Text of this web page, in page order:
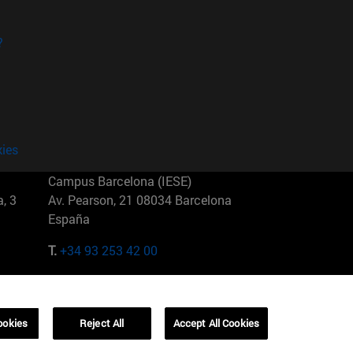
3
Campus Barcelona (IESE)
Av. Pearson, 21 08034 Barcelona
España
T.+34 93 253 42 00
01321001 Bela Vista Brasil
Reject All Accept All Cookies